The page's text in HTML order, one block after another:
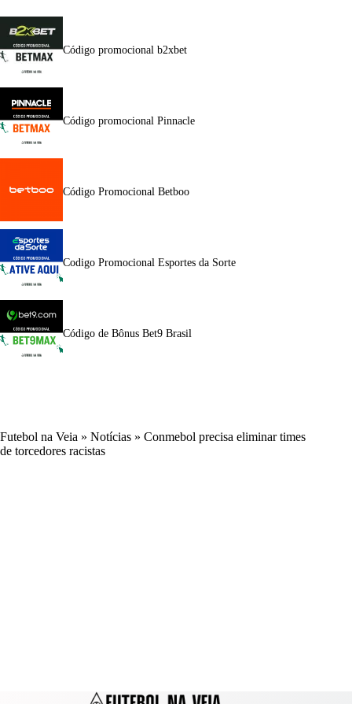
Código promocional b2xbet
Código promocional Pinnacle
Código Promocional Betboo
Codigo Promocional Esportes da Sorte
Código de Bônus Bet9 Brasil
Futebol na Veia » Notícias » Conmebol precisa eliminar times
de torcedores racistas